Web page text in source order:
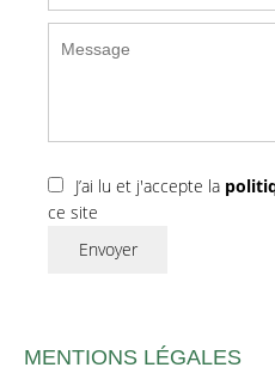
J’ai lu et j'accepte la
ce site
Envoyer
MENTIONS LÉGALES